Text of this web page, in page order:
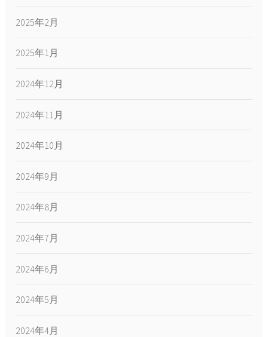
2025年2月
2025年1月
2024年12月
2024年11月
2024年10月
2024年9月
2024年8月
2024年7月
2024年6月
2024年5月
2024年4月